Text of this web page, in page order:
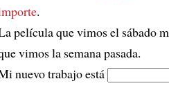
.
película que vimos el sábado
vimos la semana pasada.
nuevo trabajo está